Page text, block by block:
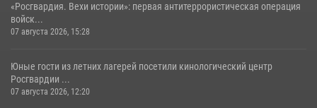
«Росгвардия. Вехи истории»: первая антитеррористическая операция
войск...
07 августа 2026, 15:28
Юные гости из летних лагерей посетили кинологический центр
Росгвардии ...
07 августа 2026, 12:20